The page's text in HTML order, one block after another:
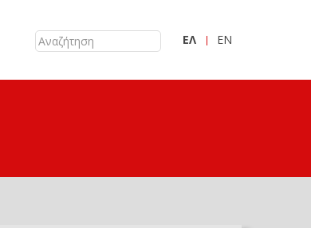
ΕΛ EN